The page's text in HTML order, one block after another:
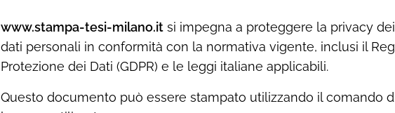
www.stampa-tesi-milano.it si impegna a proteggere la privacy
dati personali in conformità con la normativa vigente, inclusi il
Protezione dei Dati (GDPR) e le leggi italiane applicabili.
Questo documento può essere stampato utilizzando il comando